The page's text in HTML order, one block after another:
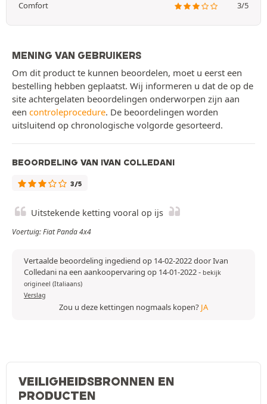
Comfort 3/5
MENING VAN GEBRUIKERS
Om dit product te kunnen beoordelen, moet u eerst een
bestelling hebben geplaatst. Wij informeren u dat de op de
site achtergelaten beoordelingen onderworpen zijn aan
een controleprocedure. De beoordelingen worden
uitsluitend op chronologische volgorde gesorteerd.
BEOORDELING VAN IVAN COLLEDANI
3/5
Uitstekende ketting vooral op ijs
Voertuig: Fiat Panda 4x4
Vertaalde beoordeling ingediend op 14-02-2022 door Ivan
Colledani na een aankoopervaring op 14-01-2022- bekijk
origineel (Italiaans)
Verslag
Zou u deze kettingen nogmaals kopen? JA
VEILIGHEIDSBRONNEN EN
PRODUCTEN